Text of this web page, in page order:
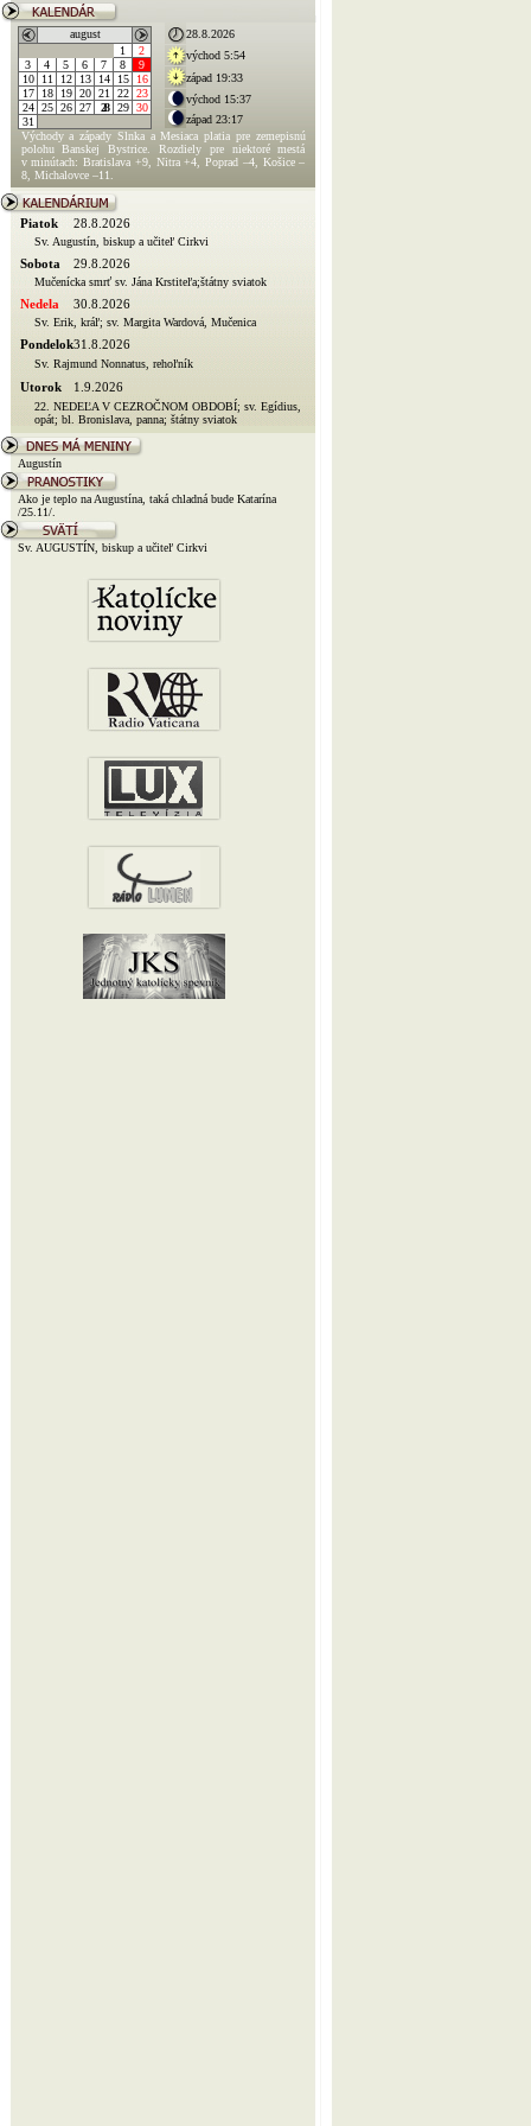
august
1
2
3
4 5 6 7 8
9
10
11 12 13 14 15
16
17
18 19 20 21 22 23
24 25 26 27 28 29 30
31
28.8.2026
východ 5:54
západ 19:33
východ 15:37
západ 23:17
Východy a západy Slnka a Mesiaca platia pre zemepisnú
polohu Banskej Bystrice. Rozdiely pre niektoré mestá
v minútach: Bratislava +9, Nitra +4, Poprad –4, Košice –
8, Michalovce –11.
Piatok 28.8.2026
Sv. Augustín, biskup a učiteľ Cirkvi
Sobota 29.8.2026
Mučenícka smrť sv. Jána Krstiteľa;štátny sviatok
Nedela 30.8.2026
Sv. Erik, kráľ; sv. Margita Wardová, Mučenica
Pondelok31.8.2026
Sv. Rajmund Nonnatus, rehoľník
Utorok 1.9.2026
22. NEDEĽA V CEZROČNOM OBDOBÍ; sv. Egídius,
opát; bl. Bronislava, panna; štátny sviatok
Augustín
Ako je teplo na Augustína, taká chladná bude Katarína
/25.11/.
Sv. AUGUSTÍN, biskup a učiteľ Cirkvi